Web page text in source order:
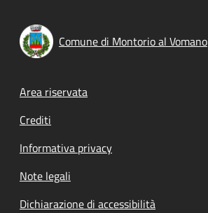
Comune di Montorio al Vomano
Footer menu
Area riservata
Crediti
Informativa privacy
Note legali
Dichiarazione di accessibilità